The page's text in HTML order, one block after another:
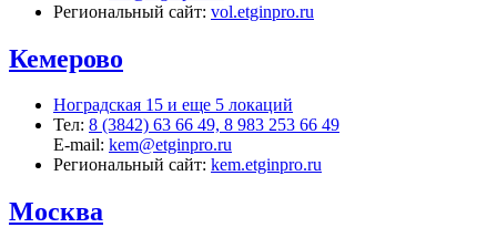
Региональный сайт: vol.etginpro.ru
Кемерово
Ноградская 15 и еще 5 локаций
Тел: 8 (3842) 63 66 49, 8 983 253 66 49
E-mail: kem@etginpro.ru
Региональный сайт: kem.etginpro.ru
Москва